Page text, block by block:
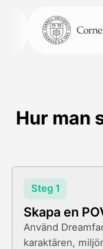
Hur man
Steg 1
Skapa en
Använd
karaktären,